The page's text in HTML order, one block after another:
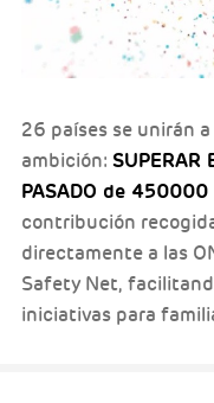
26 países se unirán
ambición: SUPERAR
PASADO de
contribución
directamente a las
Safety Net,
iniciativas para